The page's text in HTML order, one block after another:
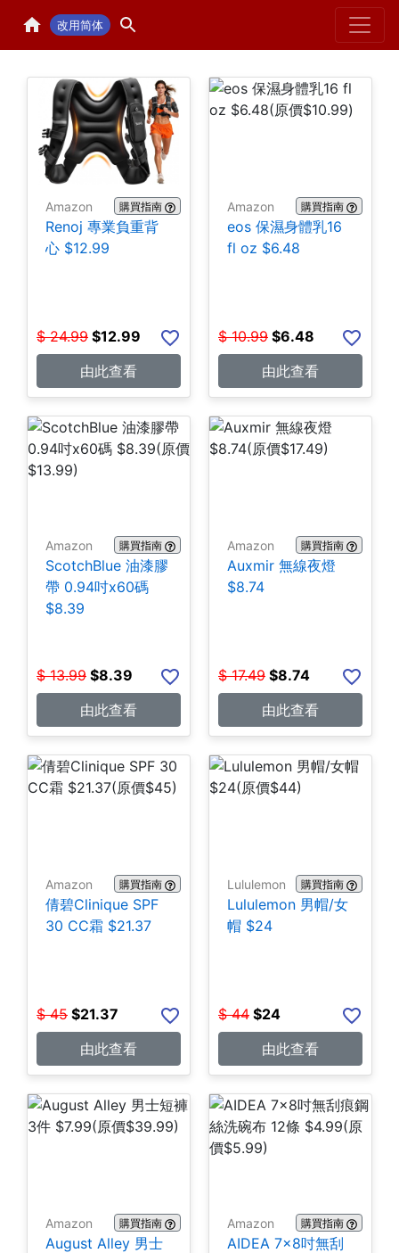
改用简体 Home
Amazon 購買指南
Renoj 專業負重背
心 $12.99
$ 24.99 $12.99
由此查看
Amazon 購買指南
eos 保濕身體乳16
fl oz $6.48
$ 10.99 $6.48
由此查看
Amazon 購買指南
ScotchBlue 油漆膠
帶 0.94吋x60碼
$8.39
$ 13.99 $8.39
由此查看
Amazon 購買指南
Auxmir 無線夜燈
$8.74
$ 17.49 $8.74
由此查看
Amazon 購買指南
倩碧Clinique SPF
30 CC霜 $21.37
$ 45 $21.37
由此查看
Lululemon 購買指南
Lululemon 男帽/女
帽 $24
$ 44 $24
由此查看
Amazon 購買指南
August Alley 男士
Amazon 購買指南
AIDEA 7×8吋無刮